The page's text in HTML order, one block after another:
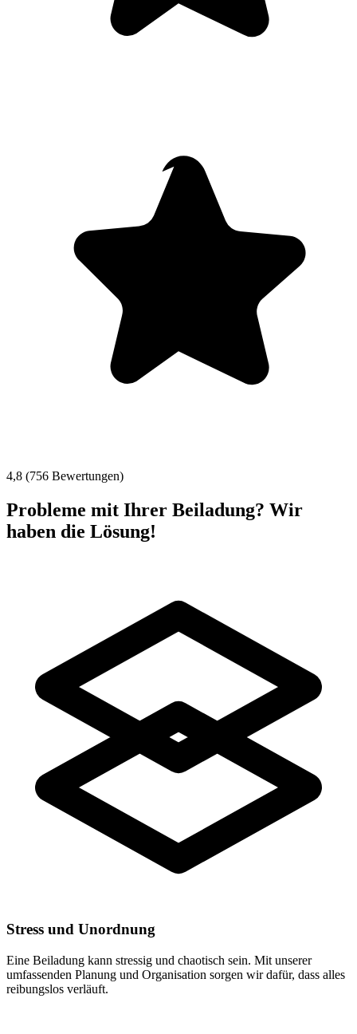
4,8 (756 Bewertungen)
Probleme mit Ihrer Beiladung? Wir
haben die Lösung!
Stress und Unordnung
Eine Beiladung kann stressig und chaotisch sein. Mit unserer
umfassenden Planung und Organisation sorgen wir dafür, dass alles
reibungslos verläuft.